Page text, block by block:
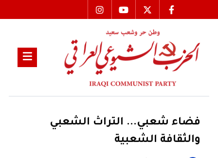
فضاء شعبي... التراث الشعبي
والثقافة الشعبية